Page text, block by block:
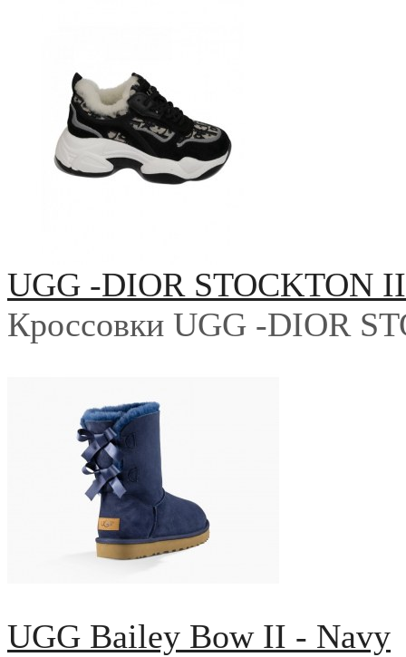
UGG -DIOR STOCKTON
Кроссовки UGG -DIOR
UGG Bailey Bow II - Navy